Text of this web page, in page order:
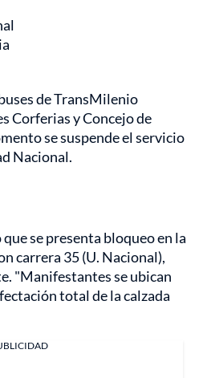
de TransMilenio
Corferias y Concejo de
se suspende el servicio
Nacional.
se presenta bloqueo en la
carrera 35 (U. Nacional),
"Manifestantes se ubican
total de la calzada